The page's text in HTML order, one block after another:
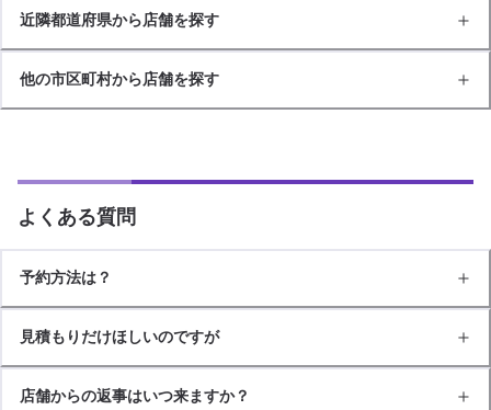
近隣都道府県から店舗を探す
他の市区町村から店舗を探す
よくある質問
予約方法は？
見積もりだけほしいのですが
店舗からの返事はいつ来ますか？